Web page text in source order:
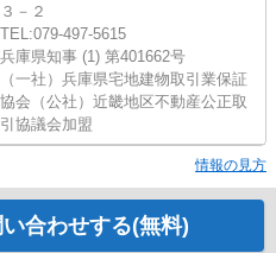
３－２
TEL:079-497-5615
兵庫県知事 (1) 第401662号
（一社）兵庫県宅地建物取引業保証
協会（公社）近畿地区不動産公正取
引協議会加盟
情報の見方
合わせする(無料)